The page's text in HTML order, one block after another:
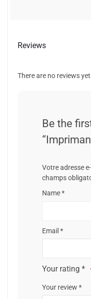
Reviews
There are no reviews
Be the
Votre adresse
champs
Name*
Email*
Your rating *
Your review *